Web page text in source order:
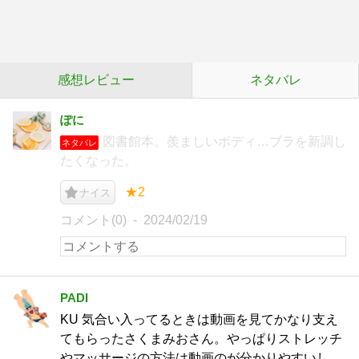
感想レビュー ネタバレ
ぽに
ネタバレ
図書館本。羨ましいボディ…ブラを新調し
たくなった。
ナイス ★2
コメント(0) 2024/02/19
PADI
KU 気合い入ってるときは動画を見てかなり支え
てもらったさくまみおさん。やっぱりストレッチ